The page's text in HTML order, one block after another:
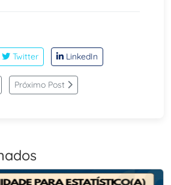
Twitter LinkedIn
Próximo Post